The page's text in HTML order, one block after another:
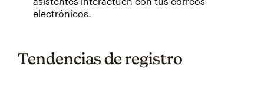
electrónicos.
Tendencias de registro